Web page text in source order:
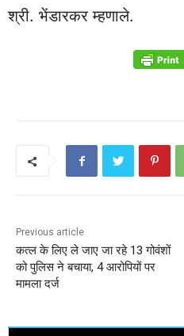
श्री. भेंडारकर म्हणाले.
Previous article
कत्ल के लिए ले जाए जा रहे 13 गोवंशों
को पुलिस ने बचाया, 4 आरोपियों पर
मामला दर्ज